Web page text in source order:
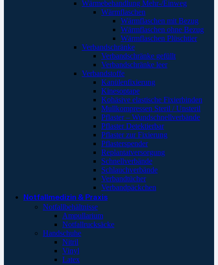
Wärmebehandlung Mehr-/Einweg
Wärmflaschen
Wärmflaschen mit Bezug
Wärmflaschen ohne Bezug
Wärmflaschen Plüschtier
Verbandschränke
Verbandschränke gefüllt
Verbandschränke leer
Verbandstoffe
Kanülenfixierung
Kinesoptape
Kohäsive elastische Fixierbinden
Mullkompressen Steril / Unsteril
Pflaster – Wundschnellverbände
Pflaster Detektierbar
Pflaster zur Fixierung
Pflasterspender
Replantatversorgung
Schnellverbände
Schlauchverbände
Verbandtücher
Verbandpäckchen
Notfallmedizin & Praxis
Notfallbehältnisse
Ampullarium
Notfallrucksäcke
Handschuhe
Nitril
Vinyl
Latex